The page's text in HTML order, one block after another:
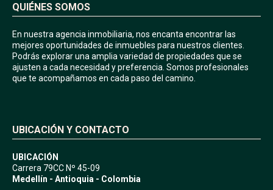
QUIÉNES SOMOS
En nuestra agencia inmobiliaria, nos encanta encontrar las
mejores oportunidades de inmuebles para nuestros clientes.
Podrás explorar una amplia variedad de propiedades que se
ajusten a cada necesidad y preferencia. Somos profesionales
que te acompañamos en cada paso del camino.
UBICACIÓN Y CONTACTO
UBICACIÓN
Carrera 79CC Nº 45-09
Medellín - Antioquia - Colombia